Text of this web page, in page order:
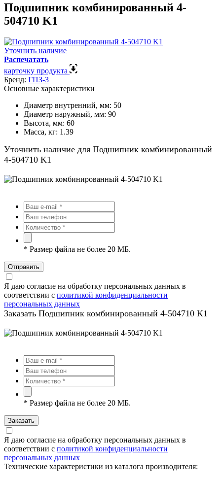
Подшипник комбинированный 4-
504710 K1
Уточнить наличие
Распечатать
карточку продукта
Бренд: ГПЗ-3
Основные характеристики
Диаметр внутренний, мм: 50
Диаметр наружный, мм: 90
Высота, мм: 60
Масса, кг: 1.39
Уточнить наличие для Подшипник комбинированный
4-504710 K1
* Размер файла не более 20 МБ.
Отправить
Я даю согласие на обработку персональных данных в
соответствии с политикой конфиденциальности
персональных данных
Заказать Подшипник комбинированный 4-504710 K1
* Размер файла не более 20 МБ.
Заказать
Я даю согласие на обработку персональных данных в
соответствии с политикой конфиденциальности
персональных данных
Технические характеристики из каталога производителя: